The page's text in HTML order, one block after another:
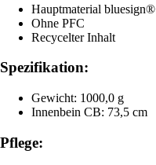
Hauptmaterial bluesign®
Ohne PFC
Recycelter Inhalt
Spezifikation:
Gewicht: 1000,0 g
Innenbein CB: 73,5 cm
Pflege: